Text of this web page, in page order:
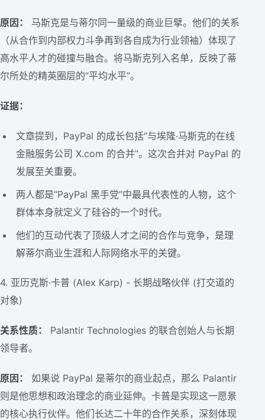
原因：
马斯克是与蒂尔同一量级的商业巨擘。他们的关系
（从合作到内部权力斗争再到各自成为行业领袖）体现了
高水平人才的碰撞与融合。将马斯克列入名单，反映了蒂
尔所处的精英圈层的“平均水平”。
证据：
文章提到，PayPal 的成长包括“与埃隆·马斯克的在线
金融服务公司 X.com 的合并”。这次合并对 PayPal 的
发展至关重要。
两人都是“PayPal 黑手党”中最具代表性的人物，这个
群体本身就定义了硅谷的一个时代。
他们的互动代表了顶级人才之间的合作与竞争，是理
解蒂尔商业生涯和人际网络水平的关键。
4. 亚历克斯·卡普 (Alex Karp) - 长期战略伙伴 (打交道的
对象)
关系性质：
Palantir Technologies 的联合创始人与长期
领导者。
原因：
如果说 PayPal 是蒂尔的商业起点，那么 Palantir
则是他思想和政治理念的商业延伸。卡普是实现这一愿景
的核心执行伙伴。他们长达二十年的合作关系，深刻体现